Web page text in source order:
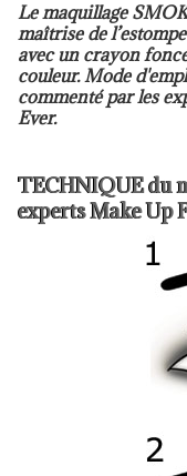
Le maquillage
maîtrise de
avec un crayon
couleur. Mode
commenté par les
Ever.
TECHNIQUE du
experts Make Up